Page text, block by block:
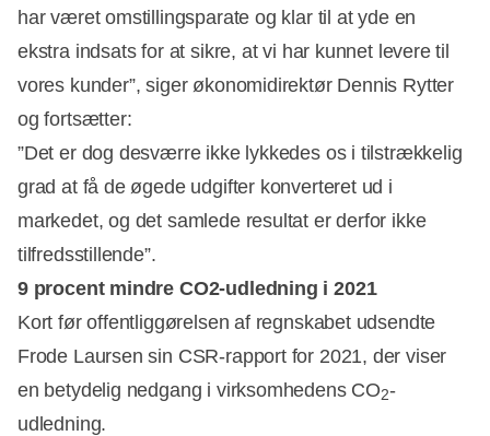
har været omstillingsparate og klar til at yde en
ekstra indsats for at sikre, at vi har kunnet levere til
vores kunder”, siger økonomidirektør Dennis Rytter
og fortsætter:
”Det er dog desværre ikke lykkedes os i tilstrækkelig
grad at få de øgede udgifter konverteret ud i
markedet, og det samlede resultat er derfor ikke
tilfredsstillende”.
9 procent mindre CO2-udledning i 2021
Kort før offentliggørelsen af regnskabet udsendte
Frode Laursen sin CSR-rapport for 2021, der viser
en betydelig nedgang i virksomhedens CO2-
udledning.